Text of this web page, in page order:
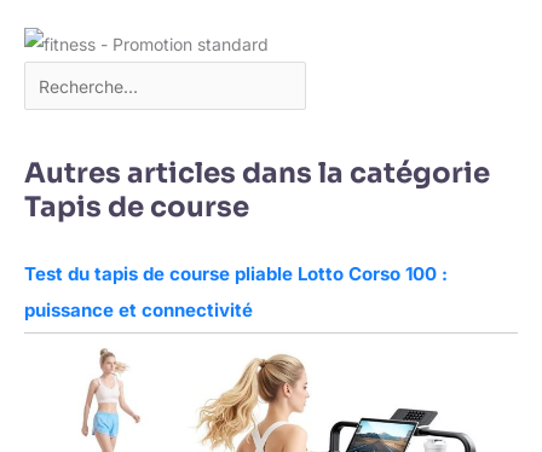
Autres articles dans la catégorie
Tapis de course
Test du tapis de course pliable Lotto Corso 100 :
puissance et connectivité